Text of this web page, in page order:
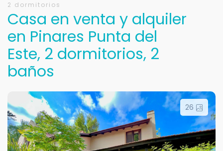
2 dormitorios
Casa en venta y alquiler
en Pinares Punta del
Este, 2 dormitorios, 2
baños
26